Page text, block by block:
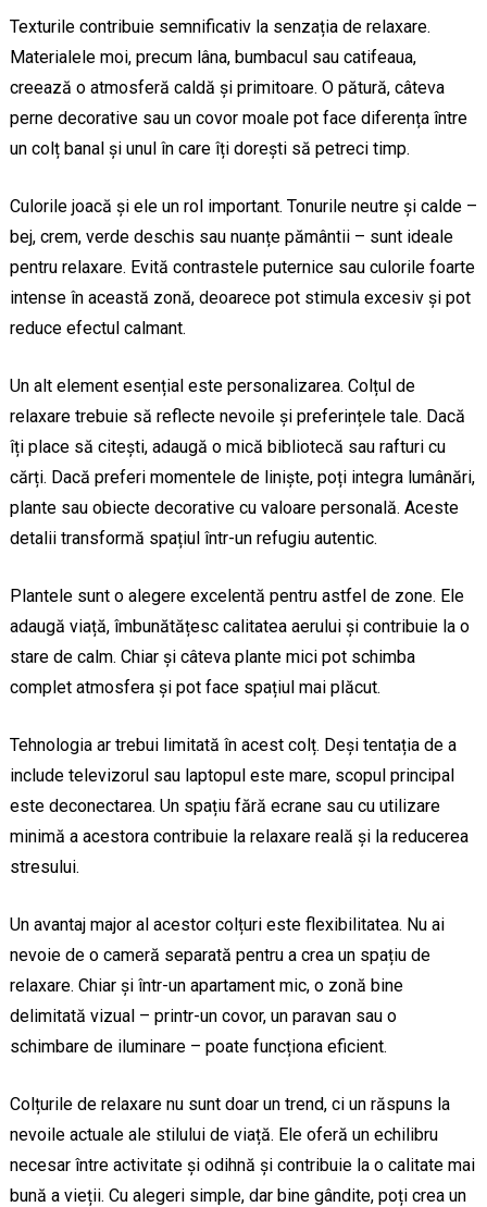
Texturile contribuie semnificativ la senzația de relaxare.
Materialele moi, precum lâna, bumbacul sau catifeaua,
creează o atmosferă caldă și primitoare. O pătură, câteva
perne decorative sau un covor moale pot face diferența între
un colț banal și unul în care îți dorești să petreci timp.
Culorile joacă și ele un rol important. Tonurile neutre și calde –
bej, crem, verde deschis sau nuanțe pământii – sunt ideale
pentru relaxare. Evită contrastele puternice sau culorile foarte
intense în această zonă, deoarece pot stimula excesiv și pot
reduce efectul calmant.
Un alt element esențial este personalizarea. Colțul de
relaxare trebuie să reflecte nevoile și preferințele tale. Dacă
îți place să citești, adaugă o mică bibliotecă sau rafturi cu
cărți. Dacă preferi momentele de liniște, poți integra lumânări,
plante sau obiecte decorative cu valoare personală. Aceste
detalii transformă spațiul într-un refugiu autentic.
Plantele sunt o alegere excelentă pentru astfel de zone. Ele
adaugă viață, îmbunătățesc calitatea aerului și contribuie la o
stare de calm. Chiar și câteva plante mici pot schimba
complet atmosfera și pot face spațiul mai plăcut.
Tehnologia ar trebui limitată în acest colț. Deși tentația de a
include televizorul sau laptopul este mare, scopul principal
este deconectarea. Un spațiu fără ecrane sau cu utilizare
minimă a acestora contribuie la relaxare reală și la reducerea
stresului.
Un avantaj major al acestor colțuri este flexibilitatea. Nu ai
nevoie de o cameră separată pentru a crea un spațiu de
relaxare. Chiar și într-un apartament mic, o zonă bine
delimitată vizual – printr-un covor, un paravan sau o
schimbare de iluminare – poate funcționa eficient.
Colțurile de relaxare nu sunt doar un trend, ci un răspuns la
nevoile actuale ale stilului de viață. Ele oferă un echilibru
necesar între activitate și odihnă și contribuie la o calitate mai
bună a vieții. Cu alegeri simple, dar bine gândite, poți crea un